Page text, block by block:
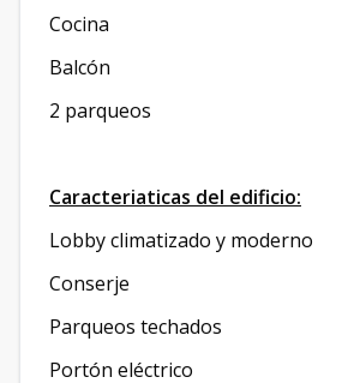
Cocina
Balcón
2 parqueos
Caracteriaticas del edificio:
Lobby climatizado y moderno
Conserje
Parqueos techados
Portón eléctrico